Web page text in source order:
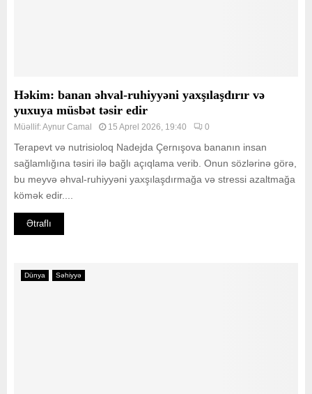
Həkim: banan əhval-ruhiyyəni yaxşılaşdırır və
yuxuya müsbət təsir edir
Müəllif:Aynur Camal 15 Aprel 2026, 19:40 0
Terapevt və nutrisioloq Nadejda Çernışova bananın insan
sağlamlığına təsiri ilə bağlı açıqlama verib. Onun sözlərinə görə,
bu meyvə əhval-ruhiyyəni yaxşılaşdırmağa və stressi azaltmağa
kömək edir....
Ətraflı
Dünya Səhiyyə